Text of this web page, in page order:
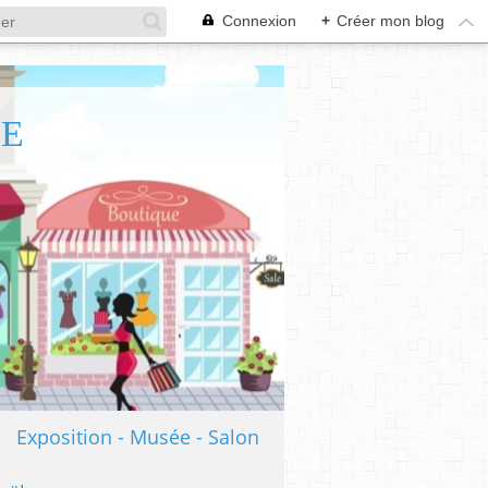
Connexion + Créer mon blog
Exposition - Musée - Salon